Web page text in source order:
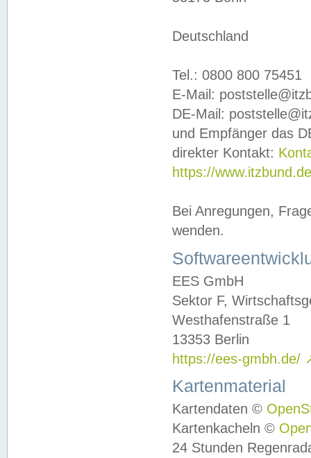
Deutschland
Tel.: 0800 800 75451
E-Mail:
DE-Mail:
und Empfänger das
direkter Kontakt:
https://
Bei Anregungen,
wenden.
EES GmbH
Sektor F,
Westhafenstraße 1
13353 Berlin
https://ees-gmbh.de/
Kartenmaterial
Kartendaten ©
Kartenkacheln ©
24 Stunden